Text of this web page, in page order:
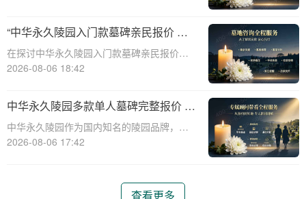
之一，一直致力于提供高品质、个性化的墓
碑服务。生态墓碑作为一种环保、
“中华永久陵园入门款墓碑亲民报价 一
次性付清享折上折：超值优惠与便捷选
择的完美结合”
在探讨中华永久陵园入门款墓碑亲民报价这
一主题时，我们首先需要理解墓碑选择的重
对逝者的纪念，也是对生者情感的寄托。因
此，选择一款既符合预算又具有纪念意义的
墓碑显得尤
2026-08-06 18:42
中华永久陵园多款单人墓碑完整报价 淡
季下单直降数千元详解
中华永久陵园作为国内知名的陵园品牌，提
供多种单人墓碑选择，满足不同客户的需
元的优惠政策，帮助消费者做出明智的选
2026-08-06 17:42
查看更多